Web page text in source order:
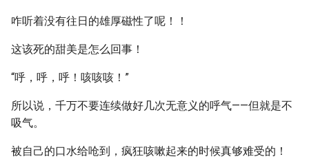
咋听着没有往日的雄厚磁性了呢！！
这该死的甜美是怎么回事！
“呼，呼，呼！咳咳咳！”
所以说，千万不要连续做好几次无意义的呼气——但就是不
吸气。
被自己的口水给呛到，疯狂咳嗽起来的时候真够难受的！